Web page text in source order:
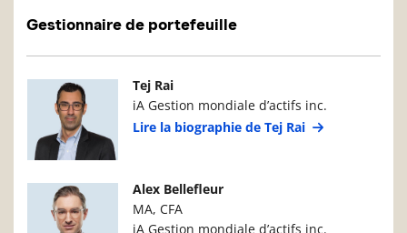
Gestionnaire de portefeuille
Photo du gestionnaire de portefeuille
Tej Rai
iA Gestion mondiale d’actifs inc.
Lire la biographie de Tej Rai
Photo du gestionnaire de portefeuille
Alex Bellefleur
MA, CFA
iA Gestion mondiale d’actifs inc.